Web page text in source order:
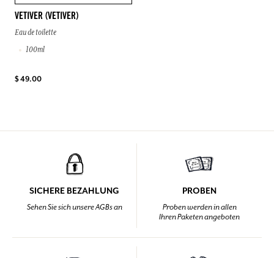
VETIVER (VETIVER)
Eau de toilette
100ml
$ 49.00
SICHERE BEZAHLUNG
Sehen Sie sich unsere AGBs an
PROBEN
Proben werden in allen
Ihren Paketen angeboten